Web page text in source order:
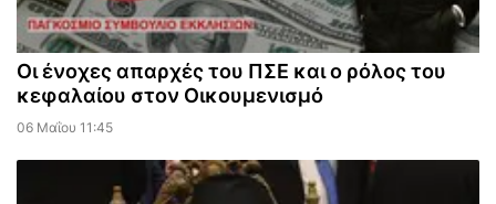
Οι ένοχες απαρχές του ΠΣΕ και ο ρόλος του
κεφαλαίου στον Οικουμενισμό
06 Μαΐου 11:45